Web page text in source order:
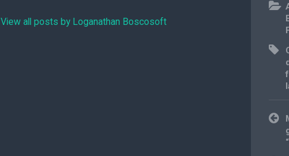
View all posts by Loganathan Boscosoft